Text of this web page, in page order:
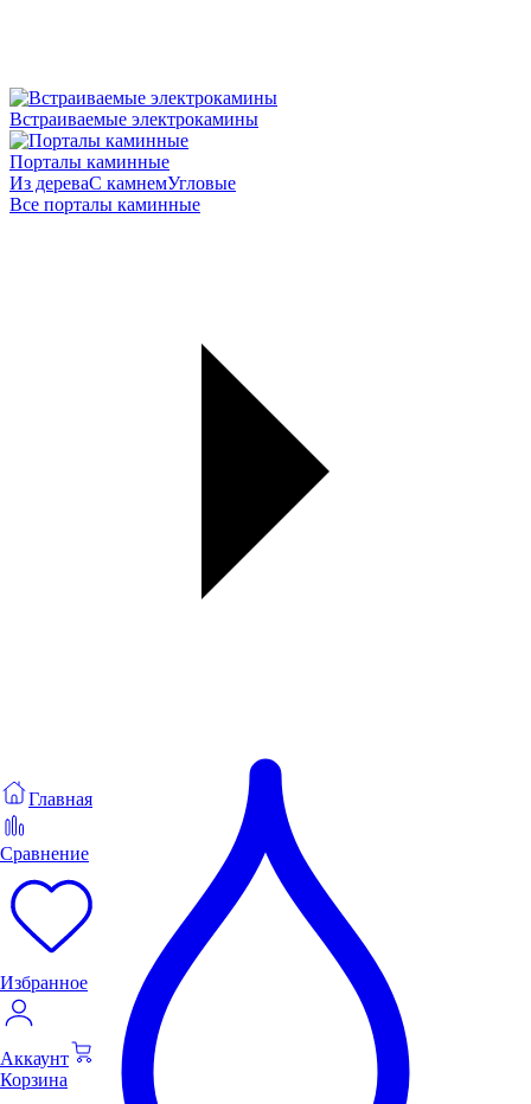
Встраиваемые электрокамины
Порталы каминные
Из дереваС камнемУгловые
Все порталы каминные
Главная
Сравнение
Избранное
Аккаунт
Корзина